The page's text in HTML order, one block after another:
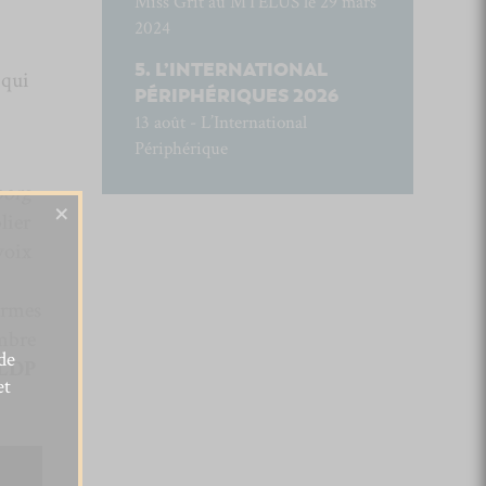
2024
L’INTERNATIONAL
PÉRIPHÉRIQUES 2026
13 août - L’International
Périphérique
×